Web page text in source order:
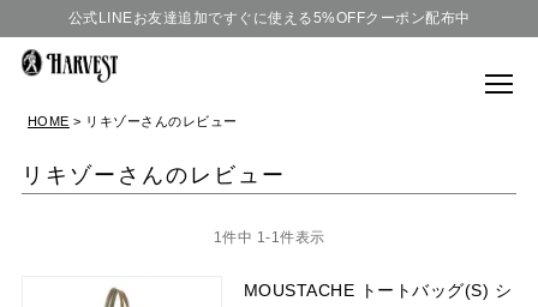
公式LINEお友達追加ですぐに使える5%OFFクーポン配布中
HOME リキゾーさんのレビュー
リキゾーさんのレビュー
1 件中 1 -1 件表示
MOUSTACHE トートバッグ(S) シ